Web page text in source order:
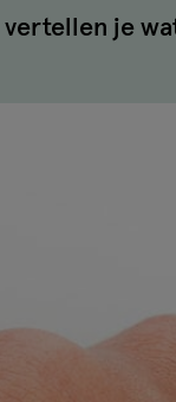
je